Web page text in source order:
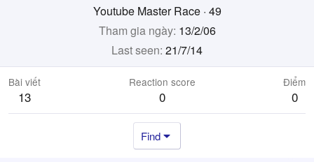
Youtube Master Race · 49
Tham gia ngày 13/2/06
Last seen 21/7/14
Bài viết
13
Reaction score
0
Điểm
0
Find